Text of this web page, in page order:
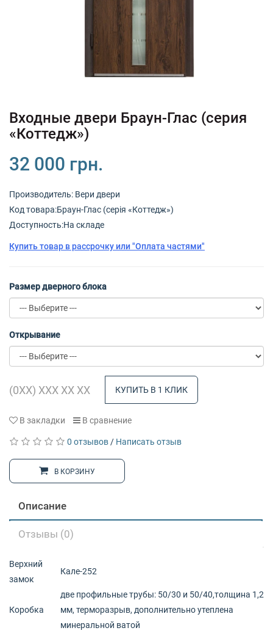
+380 (67) 380 73 18
+380 (95) 180 73 18
Входные двери Браун-Глас (серия
«Коттедж»)
32 000 грн.
Производитель: Вери двери
Код товарa:Браун-Глас (серія «Коттедж»)
Доступность:На складе
Купить товар в рассрочку или "Оплата частями"
Размер дверного блока
Открывание
КУПИТЬ В 1 КЛИК
В закладки В сравнение
0 отзывов / Написать отзыв
В КОРЗИНУ
Описание
Отзывы (0)
Верхний
замок
Кале-252
Коробка
две профильные трубы: 50/30 и 50/40,толщина 1,2
мм, терморазрыв, дополнительно утеплена
минеральной ватой